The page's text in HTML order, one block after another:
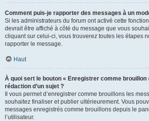
Comment puis-je rapporter des messages à un
Si les administrateurs du forum ont activé cette
devrait être affiché à côté du message que vous
cliquant sur celui-ci, vous trouverez toutes les étapes
rapporter le message.
Haut
À quoi sert le bouton « Enregistrer comme brouillon
rédaction d’un sujet ?
Il vous permet d’enregistrer comme brouillons les
souhaitez finaliser et publier ultérieurement. Vous
messages enregistrés comme brouillons depuis le
l’utilisateur.